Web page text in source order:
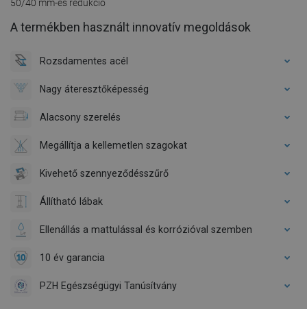
50/40 mm-es redukció
A termékben használt innovatív megoldások
Rozsdamentes acél
Nagy áteresztőképesség
Alacsony szerelés
Megállítja a kellemetlen szagokat
Kivehető szennyeződésszűrő
Állítható lábak
Ellenállás a mattulással és korrózióval szemben
10 év garancia
PZH Egészségügyi Tanúsítvány